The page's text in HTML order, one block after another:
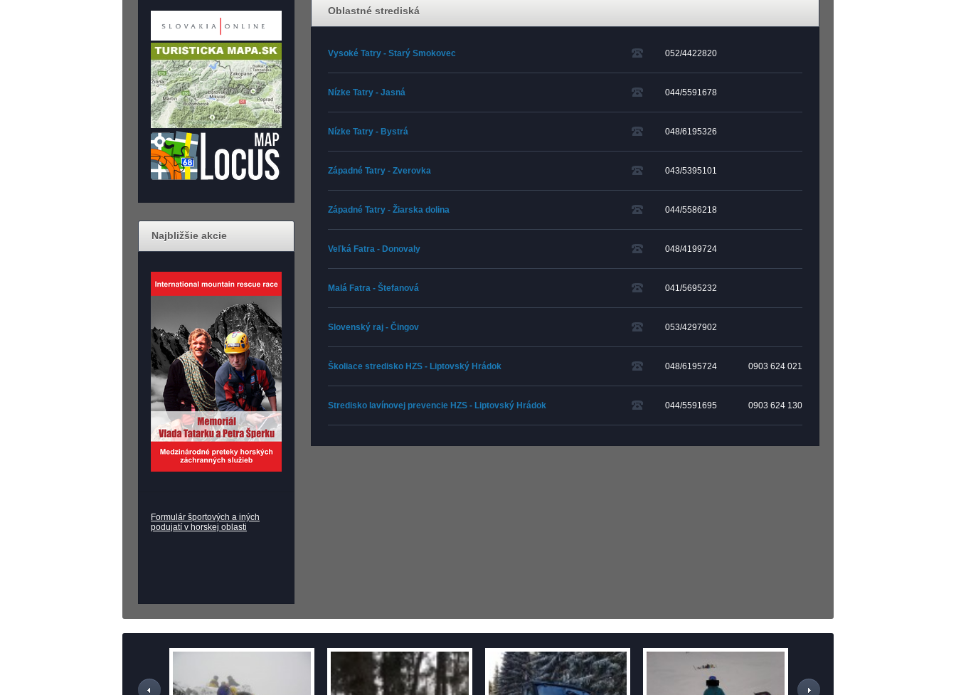
Najbližšie akcie
Formulár športových a iných
podujatí v horskej oblasti
Oblastné strediská
Vysoké Tatry - Starý Smokovec 052/4422820
Nízke Tatry - Jasná 044/5591678
Nízke Tatry - Bystrá 048/6195326
Západné Tatry - Zverovka 043/5395101
Západné Tatry - Žiarska dolina 044/5586218
Veľká Fatra - Donovaly 048/4199724
Malá Fatra - Štefanová 041/5695232
Slovenský raj - Čingov 053/4297902
Školiace stredisko HZS - Liptovský Hrádok 048/6195724 0903 624 021
Stredisko lavínovej prevencie HZS - Liptovský Hrádok 044/5591695 0903 624 130